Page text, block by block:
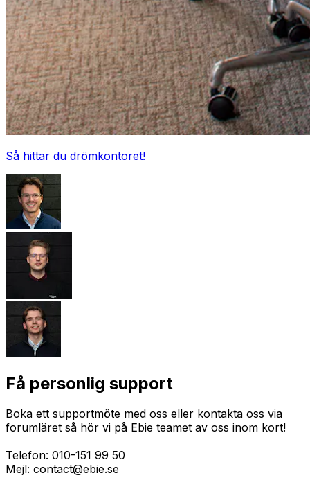
Så hittar du drömkontoret!
Få personlig support
Boka ett supportmöte med oss eller kontakta oss via
forumläret så hör vi på Ebie teamet av oss inom kort!
Telefon: 010-151 99 50
Mejl: contact@ebie.se